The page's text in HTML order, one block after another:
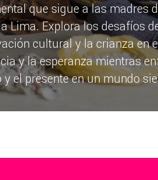
que sigue a las madres
Lima. Explora los desafíos
cultural y la crianza en
y la esperanza mientras
y el presente en un mundo